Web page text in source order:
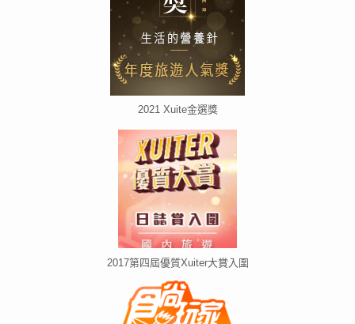
2021 Xuite金選獎
2017第四屆優質Xuiter大賞入圍